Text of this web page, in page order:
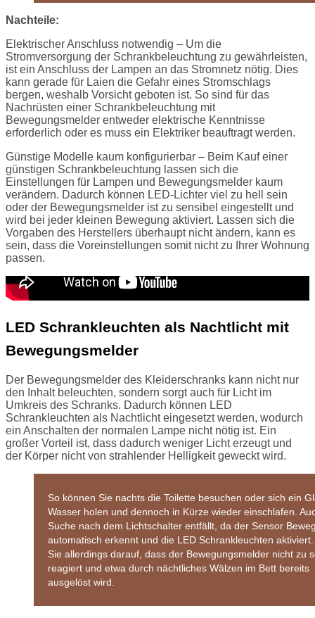
Nachteile:
Elektrischer Anschluss notwendig – Um die
Stromversorgung der Schrankbeleuchtung zu gewährleisten,
ist ein Anschluss der Lampen an das Stromnetz nötig. Dies
kann gerade für Laien die Gefahr eines Stromschlags
bergen, weshalb Vorsicht geboten ist. So sind für das
Nachrüsten einer Schrankbeleuchtung mit
Bewegungsmelder entweder elektrische Kenntnisse
erforderlich oder es muss ein Elektriker beauftragt werden.
Günstige Modelle kaum konfigurierbar – Beim Kauf einer
günstigen Schrankbeleuchtung lassen sich die
Einstellungen für Lampen und Bewegungsmelder kaum
verändern. Dadurch können LED-Lichter viel zu hell sein
oder der Bewegungsmelder ist zu sensibel eingestellt und
wird bei jeder kleinen Bewegung aktiviert. Lassen sich die
Vorgaben des Herstellers überhaupt nicht ändern, kann es
sein, dass die Voreinstellungen somit nicht zu Ihrer Wohnung
passen.
LED Schrankleuchten als Nachtlicht mit
Bewegungsmelder
Der Bewegungsmelder des Kleiderschranks kann nicht nur
den Inhalt beleuchten, sondern sorgt auch für Licht im
Umkreis des Schranks. Dadurch können LED
Schrankleuchten als Nachtlicht eingesetzt werden, wodurch
ein Anschalten der normalen Lampe nicht nötig ist. Ein
großer Vorteil ist, dass dadurch weniger Licht erzeugt und
der Körper nicht von strahlender Helligkeit geweckt wird.
So können Sie nachts die Toilette besuchen oder sich ein
Wasser holen und dennoch in Kürze wieder einschlafen.
Suche nach dem Lichtschalter entfällt, da der Sensor
automatisch erkennt und die LED Schrankleuchten
Sie allerdings darauf, dass der Bewegungsmelder nicht zu
reagiert und etwa durch nächtliches Wälzen im Bett bereits
ausgelöst wird.